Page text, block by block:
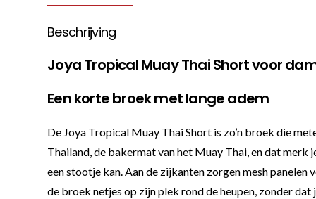
Beschrijving
Joya Tropical Muay Thai Short voor
Een korte broek met lange adem
De Joya Tropical Muay Thai Short is zo’n broek die
Thailand, de bakermat van het Muay Thai, en dat
een stootje kan. Aan de zijkanten zorgen mesh
de broek netjes op zijn plek rond de heupen, zonder